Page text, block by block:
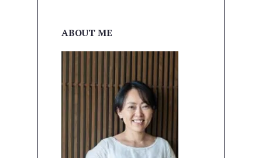
ABOUT ME